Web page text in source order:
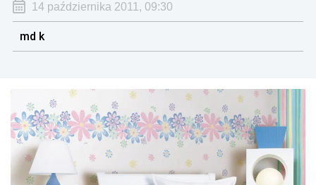
14 października 2011, 09:30
md k